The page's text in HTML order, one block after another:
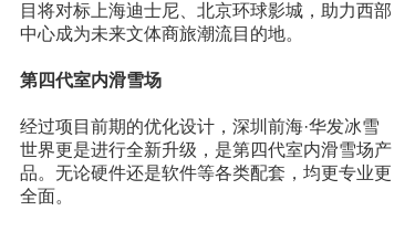
目将对标上海迪士尼、北京环球影城，助力西部
中心成为未来文体商旅潮流目的地。
第四代室内滑雪场
经过项目前期的优化设计，深圳前海·华发冰雪
世界更是进行全新升级，是第四代室内滑雪场产
品。无论硬件还是软件等各类配套，均更专业更
全面。